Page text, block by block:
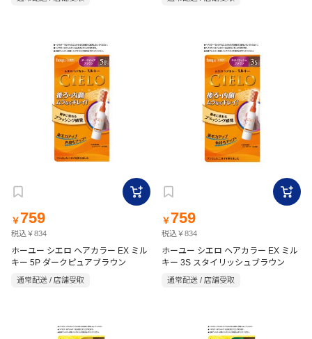
￥ 759
税込￥834
ホーユー シエロ ヘアカラー EX ミル
キー 5P ダークピュアブラウン
通常配送 / 店舗受取
￥ 759
税込￥834
ホーユー シエロ ヘアカラー EX ミル
キー 3S スタイリッシュブラウン
通常配送 / 店舗受取